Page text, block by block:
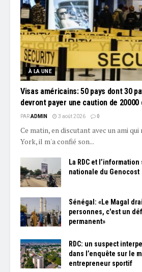
À LA UNE
Visas américains: 50 pays dont 30
devront payer une caution de 20000
PARADMIN 3 août 2026 0
Ce matin, en discutant avec un ami
York, il m'a confié son...
La RDC et
nationale du Genocost
Sénégal: «Le Magal
personnes, c'est un
permanent»
RDC: un suspect
dans l’enquête sur le
entrepreneur sportif